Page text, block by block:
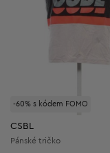
-60% s kódem FOMO
CSBL
Pánské tričko